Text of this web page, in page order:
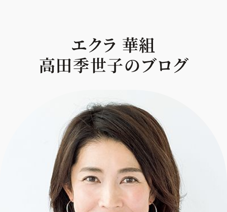
50代なに着てる？
ファッション特集
ヘルスケアTOPICS
50代健康のお悩み
ライフスタイル
旅行＆グルメ
カルチャー
50代のお悩み
エクラ 華組メンバー一覧
エクラ 華組ランキング
チームJマダムメンバー一覧
チームJマダムランキング
チームJマダム特集
編集長コラム
あら、素敵☆ 手帖
イヴルルド遙華の12星座占い
スペシャル占い
エクラ通販
エクラ 華組
高田季世子のブログ